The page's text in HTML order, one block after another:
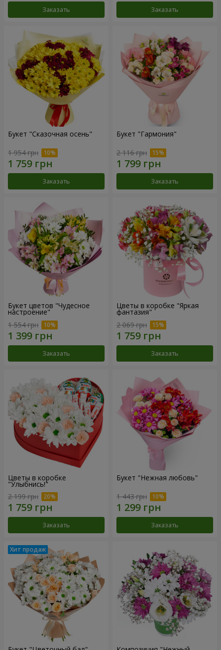
Заказать Заказать
Букет "Сказочная осень"
1 954 грн
Заказать
Букет "Гармония"
2 116 грн
Заказать
Букет цветов "Чудесное
настроение"
1 554 грн
Заказать
Цветы в коробке "Яркая
фантазия"
2 069 грн
Заказать
Цветы в коробке
"Улыбнись!"
2 199 грн
Заказать
Букет "Нежная любовь"
1 443 грн
Заказать